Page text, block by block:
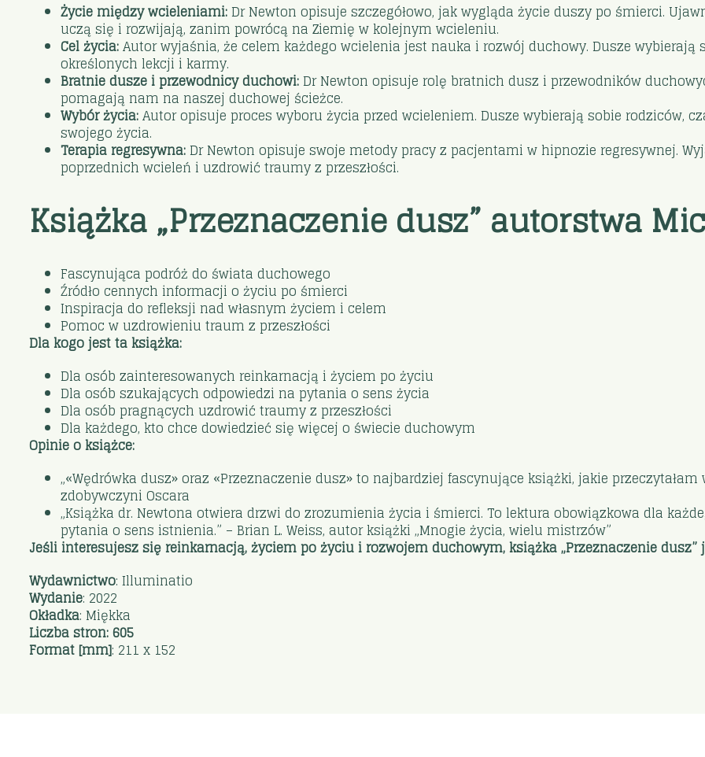
Życie między wcieleniami: Dr Newton opisuje szczegółowo, jak wygląda życie duszy po śmierci.
uczą się i rozwijają, zanim powrócą na Ziemię w kolejnym wcieleniu.
Cel życia:Autor wyjaśnia, że celem każdego wcielenia jest nauka i rozwój duchowy. Dusze
określonych lekcji i karmy.
Bratnie dusze i przewodnicy duchowi: Dr Newton opisuje rolę bratnich dusz i przewodników
pomagają nam na naszej duchowej ścieżce.
Wybór życia:Autor opisuje proces wyboru życia przed wcieleniem. Dusze wybierają sobie rodziców,
swojego życia.
Terapia regresywna: Dr Newton opisuje swoje metody pracy z pacjentami w hipnozie regresywnej.
poprzednich wcieleń i uzdrowić traumy z przeszłości.
Książka „Przeznaczenie dusz” autorstwa
Fascynująca podróż do świata duchowego
Źródło cennych informacji o życiu po śmierci
Inspiracja do refleksji nad własnym życiem i celem
Pomoc w uzdrowieniu traum z przeszłości
Dla kogo jest ta książka:
Dla osób zainteresowanych reinkarnacją i życiem po życiu
Dla osób szukających odpowiedzi na pytania o sens życia
Dla osób pragnących uzdrowić traumy z przeszłości
Dla każdego, kto chce dowiedzieć się więcej o świecie duchowym
Opinie o książce:
„«Wędrówka dusz» oraz «Przeznaczenie dusz» to najbardziej fascynujące książki, jakie
zdobywczyni Oscara
„Książka dr. Newtona otwiera drzwi do zrozumienia życia i śmierci. To lektura obowiązkowa dla
pytania o sens istnienia.” – Brian L. Weiss, autor książki „Mnogie życia, wielu mistrzów”
Jeśli interesujesz się reinkarnacją, życiem po życiu i rozwojem duchowym, książka „Przeznaczenie dusz”
Wydawnictwo: Illuminatio
Wydanie: 2022
Okładka: Miękka
Liczba stron: 605
Format [mm]: 211 x 152